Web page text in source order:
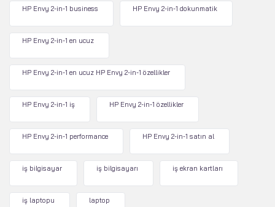
HP Envy 2-in-1 business HP Envy 2-in-1 dokunmatik
HP Envy 2-in-1 en ucuz
HP Envy 2-in-1 en ucuz HP Envy 2-in-1 özellikler
HP Envy 2-in-1 iş HP Envy 2-in-1 özellikler
HP Envy 2-in-1 performance HP Envy 2-in-1 satın al
iş bilgisayar iş bilgisayarı iş ekran kartları
iş laptopu laptop